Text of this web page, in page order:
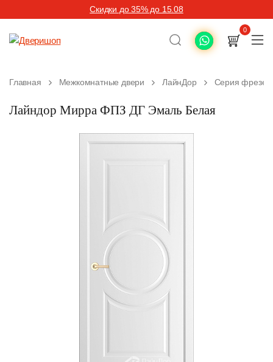
Скидки до 35% до 15.08
0
Главная Межкомнатные двери ЛайнДор Серия
Лайндор Мирра ФПЗ ДГ Эмаль Белая